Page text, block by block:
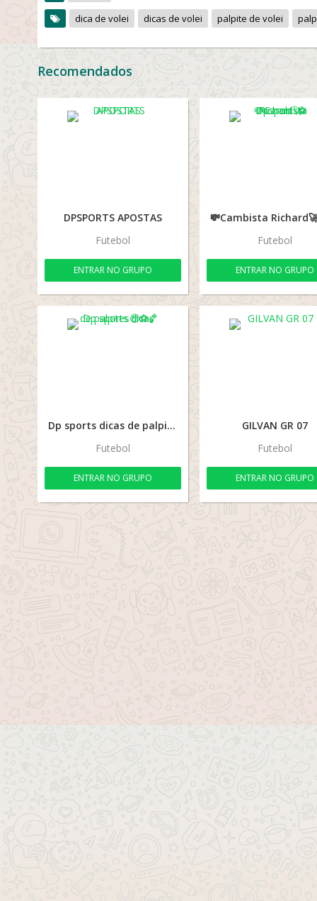
dica de volei
dicas de volei palpite de volei
Recomendados
DPSPORTS APOSTAS
Futebol
ENTRAR NO GRUPO
Futebol
ENTRAR NO GRUPO
Dp sports dicas de palpites🤑⚽🏀
Futebol
ENTRAR NO GRUPO
GILVAN GR 07
Futebol
ENTRAR NO GRUPO